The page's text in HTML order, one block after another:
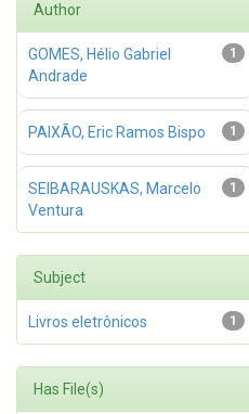
Author
1
GOMES, Hélio Gabriel
Andrade
1
PAIXÃO, Eric Ramos Bispo
1
SEIBARAUSKAS, Marcelo
Ventura
Subject
1
Livros eletrônicos
Has File(s)